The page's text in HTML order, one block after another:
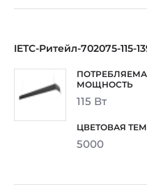
IETC-Ритейл-702075-115-
115 Вт
5000